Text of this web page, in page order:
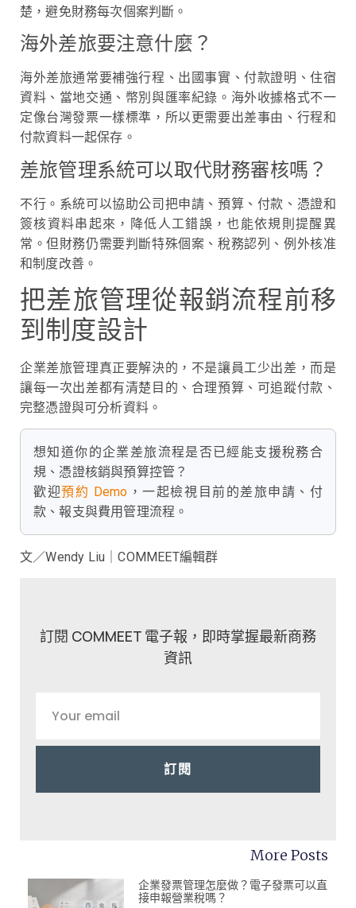
楚，避免財務每次個案判斷。
海外差旅要注意什麼？
海外差旅通常要補強行程、出國事實、付款證明、住宿
資料、當地交通、幣別與匯率紀錄。海外收據格式不一
定像台灣發票一樣標準，所以更需要出差事由、行程和
付款資料一起保存。
差旅管理系統可以取代財務審核嗎？
不行。系統可以協助公司把申請、預算、付款、憑證和
簽核資料串起來，降低人工錯誤，也能依規則提醒異
常。但財務仍需要判斷特殊個案、稅務認列、例外核准
和制度改善。
把差旅管理從報銷流程前移
到制度設計
企業差旅管理真正要解決的，不是讓員工少出差，而是
讓每一次出差都有清楚目的、合理預算、可追蹤付款、
完整憑證與可分析資料。
想知道你的企業差旅流程是否已經能支援稅務合
規、憑證核銷與預算控管？
歡迎預約 Demo ，一起檢視目前的差旅申請、付
款、報支與費用管理流程。
文／Wendy Liu｜COMMEET編輯群
訂閱 COMMEET 電子報，即時掌握最新商務
資訊
訂閱
More Posts
企業發票管理怎麼做？電子發票可以直
接申報營業稅嗎？